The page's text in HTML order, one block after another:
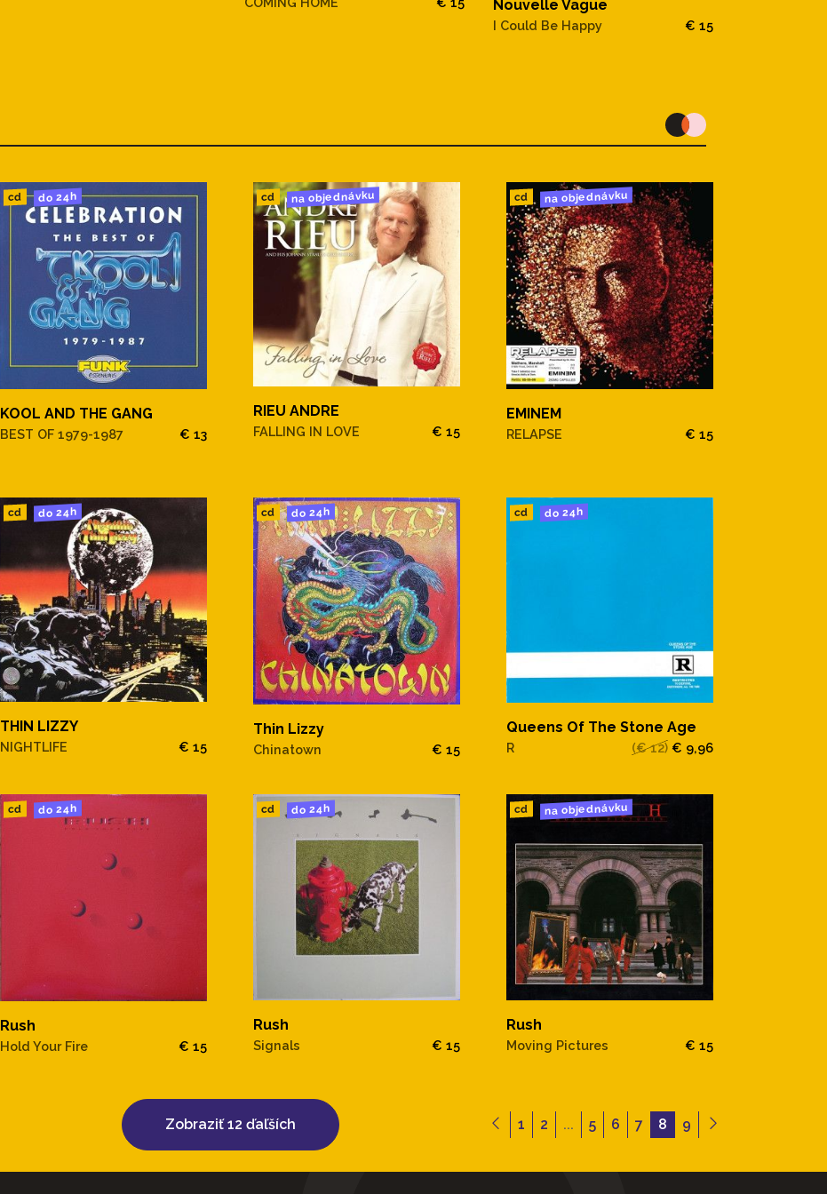
Nouvelle Vague
I Could Be Happy € 15
cd do 24h
KOOL AND THE GANG
BEST OF 1979-1987 € 13
cd na objednávku
RIEU ANDRE
FALLING IN LOVE € 15
cd na objednávku
EMINEM
RELAPSE € 15
cd do 24h
THIN LIZZY
NIGHTLIFE € 15
cd do 24h
Thin Lizzy
Chinatown € 15
cd do 24h
Queens Of The Stone Age
R (€ 12) € 9,96
cd do 24h
Rush
Hold Your Fire € 15
cd do 24h
Rush
Signals € 15
cd na objednávku
Rush
Moving Pictures € 15
Zobraziť 12 ďaľších 1 2 ... 5 6 7 8 9